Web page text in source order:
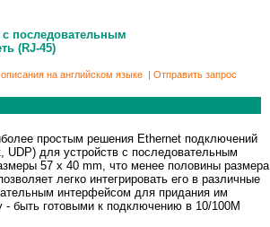
последовательным
(RJ-45)
на английском языке | Отправить запрос
простым решения Ethernet подключений
UDP) для устройств с последовательным
57 x 40 mm, что менее половины размера
легко интегрировать его в различные
интерфейсом для придания им
- быть готовыми к подключению в 10/100M